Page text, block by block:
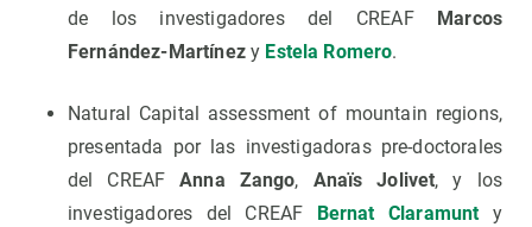
de los investigadores del CREAF
Marcos
Fernández-Martínezy Estela Romero.
Natural Capital assessment of mountain regions,
presentada por las investigadoras pre-doctorales
del CREAFAnna Zango, Anaïs Jolivet, y los
investigadores del CREAF
Bernat Claramunty